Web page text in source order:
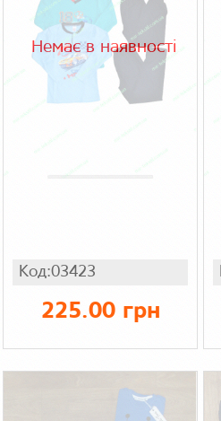
Немає в наявності
Код:03423
225.00 грн